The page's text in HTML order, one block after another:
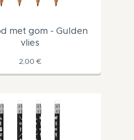
met gom - Gulden
vlies
2,00 €